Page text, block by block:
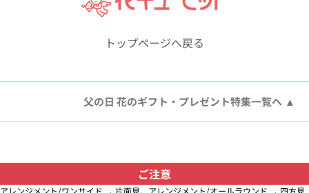
トップページへ戻る
父の日 花のギフト・プレゼント特集一覧へ
ご注意